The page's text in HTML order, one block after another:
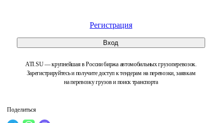
Регистрация
Вход
ATI.SU — крупнейшая в России биржа автомобильных грузоперевозок.
Зарегистрируйтесь и получите доступ к тендерам на перевозки, заявкам
на перевозку грузов и поиск транспорта
Поделиться